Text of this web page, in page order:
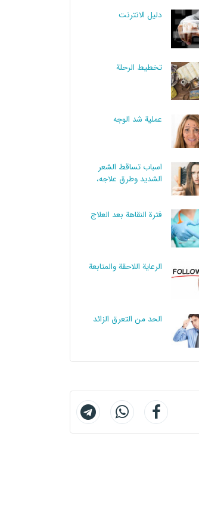
دليل الانترنت
تخطيط الرحلة
عملية شد الوجه
اسباب تساقط الشعر
الشديد وطرق علاجه،
فترة النقاهة بعد العلاج
الرعاية اللاحقة والمتابعة
الحد من التعرق الزائد